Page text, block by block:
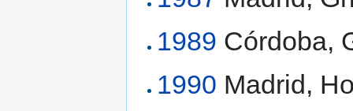
1989 Córdoba,
1990 Madrid,